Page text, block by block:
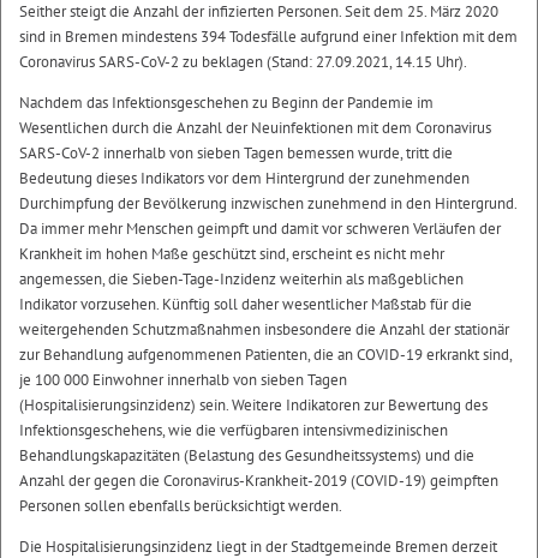
Seither steigt die Anzahl der infizierten Personen. Seit dem 25. März 2020
sind in Bremen mindestens 394 Todesfälle aufgrund einer Infektion mit dem
Coronavirus SARS-CoV-2 zu beklagen (Stand: 27.09.2021, 14.15 Uhr).
Nachdem das Infektionsgeschehen zu Beginn der Pandemie im
Wesentlichen durch die Anzahl der Neuinfektionen mit dem Coronavirus
SARS-CoV-2 innerhalb von sieben Tagen bemessen wurde, tritt die
Bedeutung dieses Indikators vor dem Hintergrund der zunehmenden
Durchimpfung der Bevölkerung inzwischen zunehmend in den Hintergrund.
Da immer mehr Menschen geimpft und damit vor schweren Verläufen der
Krankheit im hohen Maße geschützt sind, erscheint es nicht mehr
angemessen, die Sieben-Tage-Inzidenz weiterhin als maßgeblichen
Indikator vorzusehen. Künftig soll daher wesentlicher Maßstab für die
weitergehenden Schutzmaßnahmen insbesondere die Anzahl der stationär
zur Behandlung aufgenommenen Patienten, die an COVID-19 erkrankt sind,
je 100 000 Einwohner innerhalb von sieben Tagen
(Hospitalisierungsinzidenz) sein. Weitere Indikatoren zur Bewertung des
Infektionsgeschehens, wie die verfügbaren intensivmedizinischen
Behandlungskapazitäten (Belastung des Gesundheitssystems) und die
Anzahl der gegen die Coronavirus-Krankheit-2019 (COVID-19) geimpften
Personen sollen ebenfalls berücksichtigt werden.
Die Hospitalisierungsinzidenz liegt in der Stadtgemeinde Bremen derzeit